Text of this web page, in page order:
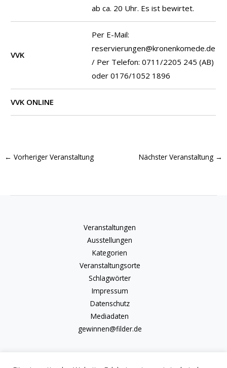
ab ca. 20 Uhr. Es ist bewirtet.
VVK
Per E-Mail:
reservierungen@kronenkomede.de
/ Per Telefon: 0711/2205 245 (AB)
oder 0176/1052 1896
VVK ONLINE
← Vorheriger Veranstaltung Nächster Veranstaltung →
Veranstaltungen
Ausstellungen
Kategorien
Veranstaltungsorte
Schlagwörter
Impressum
Datenschutz
Mediadaten
gewinnen@filder.de